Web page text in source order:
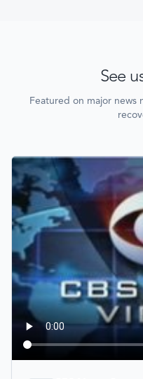
See
Featured on major news